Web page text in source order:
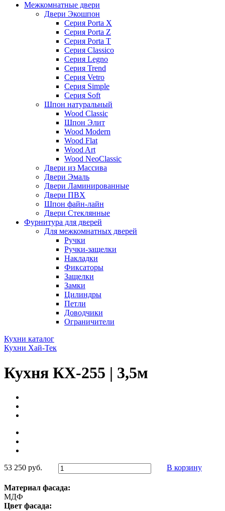
Межкомнатные двери
Двери Экошпон
Серия Porta X
Серия Porta Z
Серия Porta T
Серия Classico
Серия Legno
Серия Trend
Серия Vetro
Серия Simple
Серия Soft
Шпон натуральный
Wood Classic
Шпон Элит
Wood Modern
Wood Flat
Wood Art
Wood NeoClassic
Двери из Массива
Двери Эмаль
Двери Ламинированные
Двери ПВХ
Шпон файн-лайн
Двери Стеклянные
Фурнитура для дверей
Для межкомнатных дверей
Ручки
Ручки-защелки
Накладки
Фиксаторы
Защелки
Замки
Цилиндры
Петли
Доводчики
Ограничители
Кухни каталог
Кухни Хай-Тек
Кухня КХ-255 | 3,5м
53 250 руб. В корзину
Материал фасада:
МДФ
Цвет фасада: